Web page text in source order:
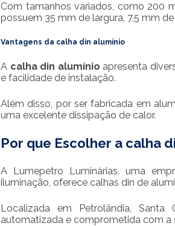
Com tamanhos variados, como 200
possuem 35 mm de largura, 7,5 mm
Vantagens da calha din alumínio
A calha din alumínio apresenta
e facilidade de instalação.
Além disso, por ser fabricada em
uma excelente dissipação de calor.
Por que Escolher a calha
A Lumepetro Luminárias, uma
iluminação, oferece calhas din de
Localizada em Petrolândia,
automatizada e comprometida com a